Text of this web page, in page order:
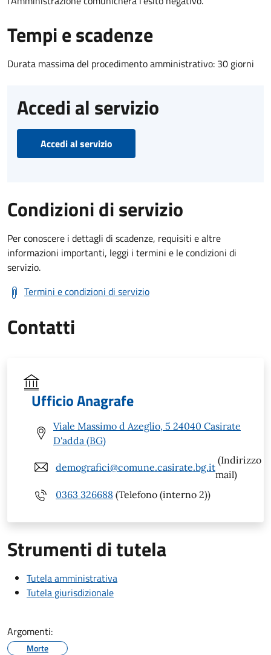
Tempi e scadenze
Durata massima del procedimento amministrativo: 30 giorni
Accedi al servizio
Accedi al servizio
Condizioni di servizio
Per conoscere i dettagli di scadenze, requisiti e altre
informazioni importanti, leggi i termini e le condizioni di
servizio.
Termini e condizioni di servizio
Contatti
Ufficio Anagrafe
Viale Massimo d Azeglio, 5 24040 Casirate
D'adda (BG)
demografici@comune.casirate.bg.it
(Indirizzo
mail)
0363 326688 (Telefono (interno 2))
Strumenti di tutela
Tutela amministrativa
Tutela giurisdizionale
Argomenti:
Morte